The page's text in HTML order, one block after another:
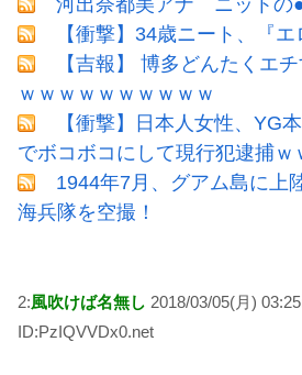
【衝撃】34歳ニート、『
【吉報】 博多どんたくエ
ｗｗｗｗｗｗｗｗｗｗ
【衝撃】日本人女性、YG
でボコボコにして現行犯逮捕ｗ
1944年7月、グアム島に上
海兵隊を空撮！
2:風吹けば名無し 2018/03/05(月)
ID:PzIQVVDx0.net